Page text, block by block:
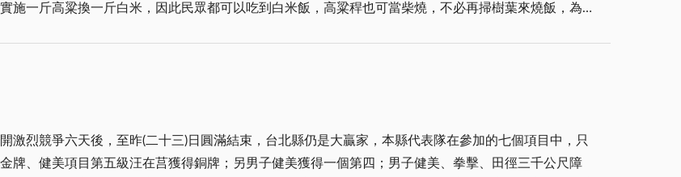
施一斤高粱換一斤白米，因此民眾都可以吃到白米飯，高粱稈也可當柴燒，不必再掃樹葉來燒飯，為了
為「莒光樓」的題字人，都有一套他高瞻遠矚，發人深省的理論根據，值得我輩學習效法，發揚光大。
鼓舞士氣，所以戰後胡將軍在榜林圓環，樹立一名無名英雄，顯然在推崇 經國先生是無名英雄的典
隊，裝備缺乏，但因李團長奮身向前，衝入敵群，雖陣亡，然因之部隊奮起，密集衝鋒，驅敵逃亡。第
激烈競爭六天後，至昨(二十三)日圓滿結束，台北縣仍是大贏家，本縣代表隊在參加的七個項目中，只
牌、健美項目第五級汪在莒獲得銅牌；另男子健美獲得一個第四；男子健美、拳擊、田徑三千公尺障